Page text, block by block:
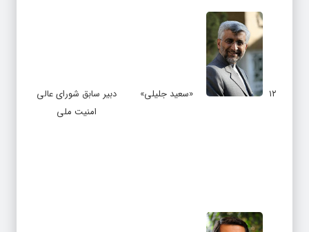
۱۲ «سعید جلیلی»
دبیر سابق شورای عالی
امنیت ملی